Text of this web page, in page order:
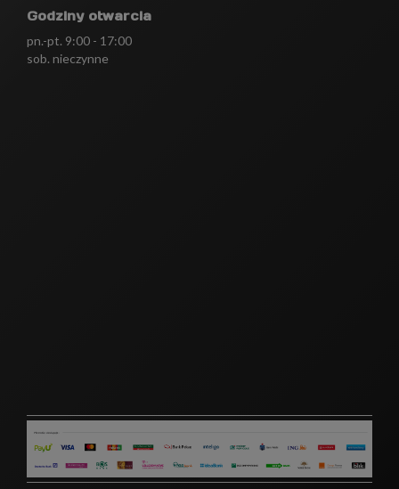
Godziny otwarcia
pn.-pt. 9:00 - 17:00
sob. nieczynne